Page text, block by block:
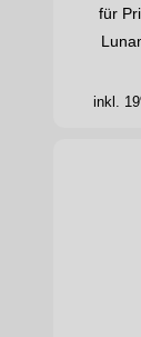
für
inkl.